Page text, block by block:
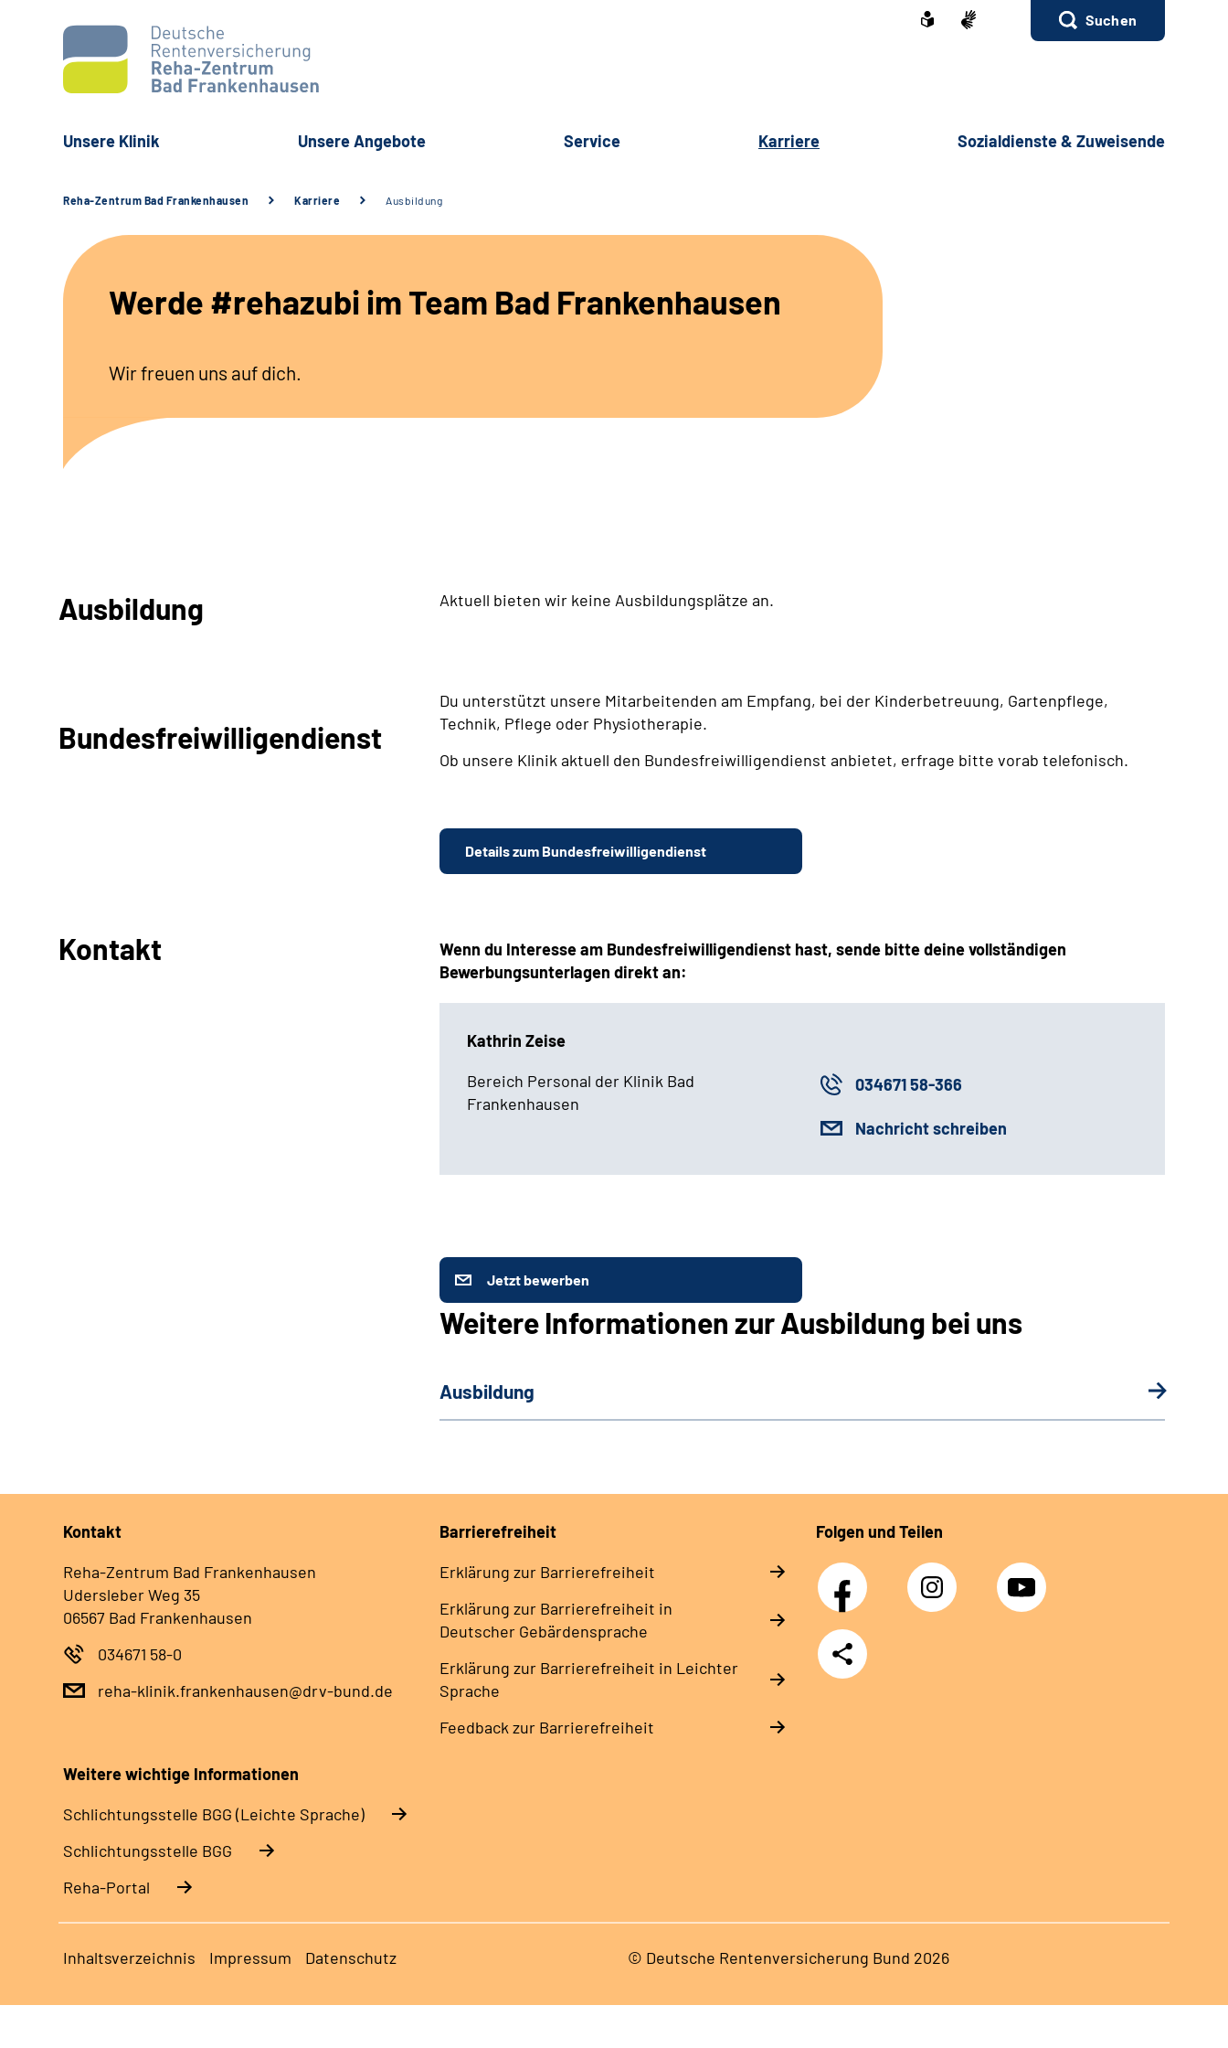
Suchen
Unsere Klinik Unsere Angebote Service Karriere Sozialdienste & Zuweisende
Reha-Zentrum Bad Frankenhausen Karriere Ausbildung
Werde #rehazubi im Team Bad Frankenhausen
Wir freuen uns auf dich.
Ausbildung Aktuell bieten wir keine Ausbildungsplätze an.
Bundesfreiwilligendienst
Du unterstützt unsere Mitarbeitenden am Empfang, bei der Kinderbetreuung, Gartenpflege,
Technik, Pflege oder Physiotherapie.
Ob unsere Klinik aktuell den Bundesfreiwilligendienst anbietet, erfrage bitte vorab telefonisch.
Details zum Bundesfreiwilligendienst
Kontakt
Wenn du Interesse am Bundesfreiwilligendienst hast, sende bitte deine vollständigen
Bewerbungsunterlagen direkt an:
Kathrin Zeise
Bereich Personal der Klinik Bad
Frankenhausen
034671 58-366
Nachricht schreiben
Jetzt bewerben
Weitere Informationen zur Ausbildung bei uns
Ausbildung
Kontakt
Reha-Zentrum Bad Frankenhausen
Udersleber Weg 35
06567 Bad Frankenhausen
034671 58-0
reha-klinik.frankenhausen@drv-bund.de
Barrierefreiheit
Erklärung zur Barrierefreiheit
Erklärung zur Barrierefreiheit in
Deutscher Gebärdensprache
Erklärung zur Barrierefreiheit in Leichter
Sprache
Feedback zur Barrierefreiheit
Folgen und Teilen
Facebook Instagram YouTube
Teilen
Weitere wichtige Informationen
Schlich­tungs­stel­le BGG (Leichte Sprache)
Schlich­tungs­stel­le BGG
Reha-Portal
Inhaltsverzeichnis Impressum Datenschutz © Deutsche Rentenversicherung Bund 2026